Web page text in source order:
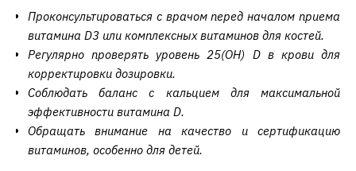
Проконсультироваться с врачом перед началом приема
витамина D3 или комплексных витаминов для костей.
Регулярно проверять уровень 25(ОН) D в крови для
корректировки дозировки.
Соблюдать баланс с кальцием для максимальной
эффективности витамина D.
Обращать внимание на качество и сертификацию
витаминов, особенно для детей.